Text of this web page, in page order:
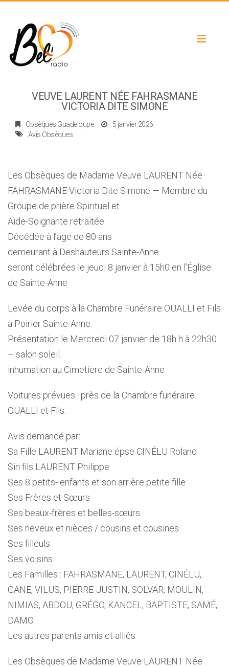
Toggle
VEUVE LAURENT NÉE FAHRASMANE
VICTORIA DITE SIMONE
Obsèques Guadeloupe
5 janvier 2026
Avis Obsèques
Les Obsèques de Madame Veuve LAURENT Née
FAHRASMANE Victoria Dite Simone — Membre du
Groupe de prière Spirituel et
Aide-Soignante retraitée
Décédée à l’age de 80 ans
demeurant à Deshauteurs Sainte-Anne
seront célébrées le jeudi 8 janvier à 15h0 en l’Église
de Sainte-Anne
Levée du corps à la Chambre Funéraire OUALLI et Fils
à Poirier Sainte-Anne.
Présentation le Mercredi 07 janvier de 18h h à 22h30
– salon soleil.
inhumation au Cimetiere de Sainte-Anne
Voitures prévues : près de la Chambre funéraire
OUALLI et Fils.
Avis demandé par:
Sa Fille LAURENT Mariane épse CINÉLU Roland
Sin fils LAURENT Philippe
Ses 8 petits- enfants et son arrière petite fille
Ses Frères et Sœurs
Ses beaux-frères et belles-sœurs
Ses neveux et nièces / cousins et cousines
Ses filleuls
Ses voisins
Les Familles : FAHRASMANE, LAURENT, CINÉLU,
GANE, VILUS, PIERRE-JUSTIN, SOLVAR, MOULIN,
NIMIAS, ABDOU, GRÉGO, KANCEL, BAPTISTE, SAMÉ,
DAMO
Les autres parents amis et alliés
Les Obsèques de Madame Veuve LAURENT Née